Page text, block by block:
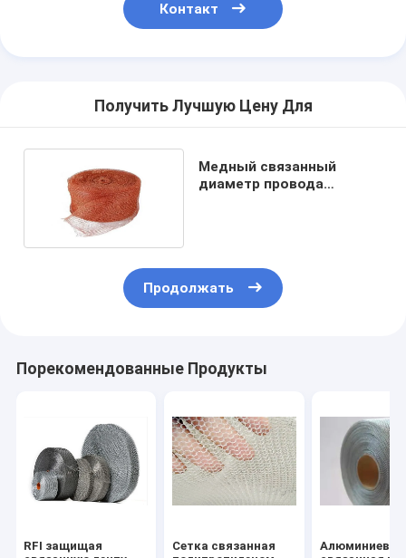
Контакт
Получить Лучшую Цену Для
Медный связанный
диаметр провода
Продолжать
Порекомендованные Продукты
RFI защищая
Сетка связанная
Алюминиевая